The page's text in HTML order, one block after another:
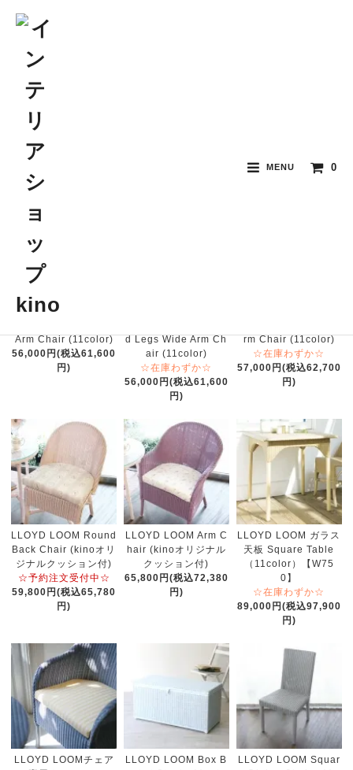
MENU 0
Arm Chair (11color)
56,000円(税込61,600
円)
d Legs Wide Arm Ch
air (11color)
☆在庫わずか☆
56,000円(税込61,600
円)
rm Chair (11color)
☆在庫わずか☆
57,000円(税込62,700
円)
LLOYD LOOM Round
Back Chair (kinoオリ
ジナルクッション付)
☆予約注文受付中☆
59,800円(税込65,780
円)
LLOYD LOOM Arm C
hair (kinoオリジナル
クッション付)
65,800円(税込72,380
円)
LLOYD LOOM ガラス
天板 Square Table
（11color）【W75
0】
☆在庫わずか☆
89,000円(税込97,900
円)
LLOYD LOOMチェア
LLOYD LOOM Box B
LLOYD LOOM Squar